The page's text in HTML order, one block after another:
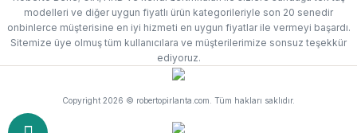
modelleri ve diğer uygun fiyatlı ürün kategorileriyle son 20 senedir
onbinlerce müşterisine en iyi hizmeti en uygun fiyatlar ile vermeyi başardı.
Sitemize üye olmuş tüm kullanıcılara ve müşterilerimize sonsuz teşekkür
ediyoruz.
Copyright 2026 © robertopirlanta.com. Tüm hakları saklıdır.